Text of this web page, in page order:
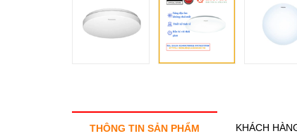
THÔNG TIN SẢN PHẨM KHÁCH